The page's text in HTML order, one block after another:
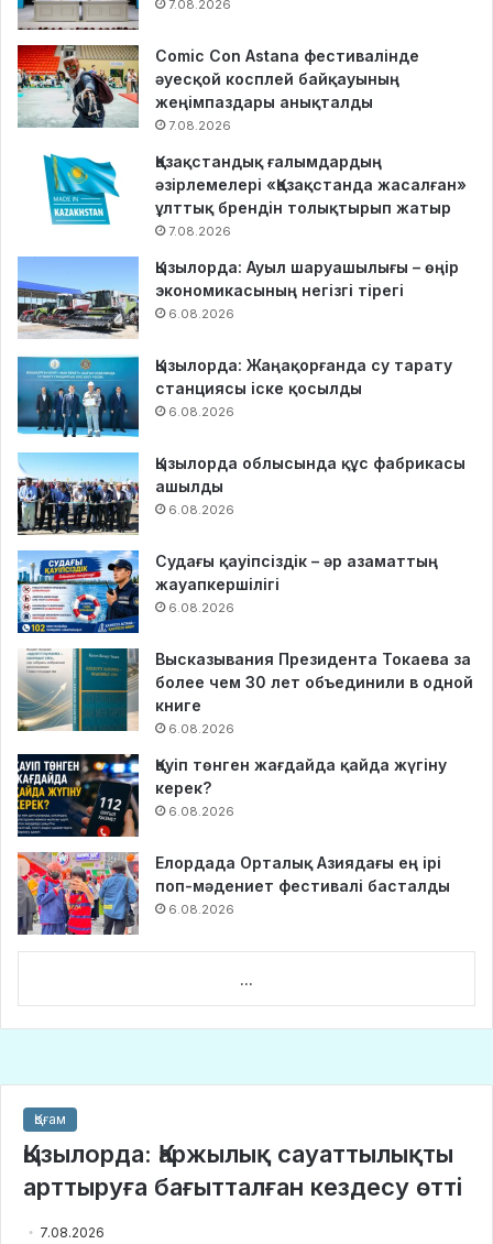
7.08.2026
Comic Con Astana фестивалінде
әуесқой косплей байқауының
жеңімпаздары анықталды
7.08.2026
Қазақстандық ғалымдардың
әзірлемелері «Қазақстанда жасалған»
ұлттық брендін толықтырып жатыр
7.08.2026
Қызылорда: Ауыл шаруашылығы – өңір
экономикасының негізгі тірегі
6.08.2026
Қызылорда: Жаңақорғанда су тарату
станциясы іске қосылды
6.08.2026
Қызылорда облысында құс фабрикасы
ашылды
6.08.2026
Судағы қауіпсіздік – әр азаматтың
жауапкершілігі
6.08.2026
Высказывания Президента Токаева за
более чем 30 лет объединили в одной
книге
6.08.2026
Қауіп төнген жағдайда қайда жүгіну
керек?
6.08.2026
Елордада Орталық Азиядағы ең ірі
поп-мәдениет фестивалі басталды
6.08.2026
...